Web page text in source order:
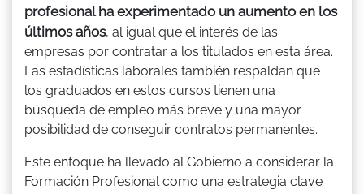
profesional ha experimentado un aumento en los
últimos años, al igual que el interés de las
empresas por contratar a los titulados en esta área.
Las estadísticas laborales también respaldan que
los graduados en estos cursos tienen una
búsqueda de empleo más breve y una mayor
posibilidad de conseguir contratos permanentes.
Este enfoque ha llevado al Gobierno a considerar la
Formación Profesional como una estrategia clave